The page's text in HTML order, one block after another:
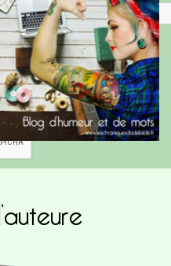
le navigateur pour mon prochain commentaire.
réduire les